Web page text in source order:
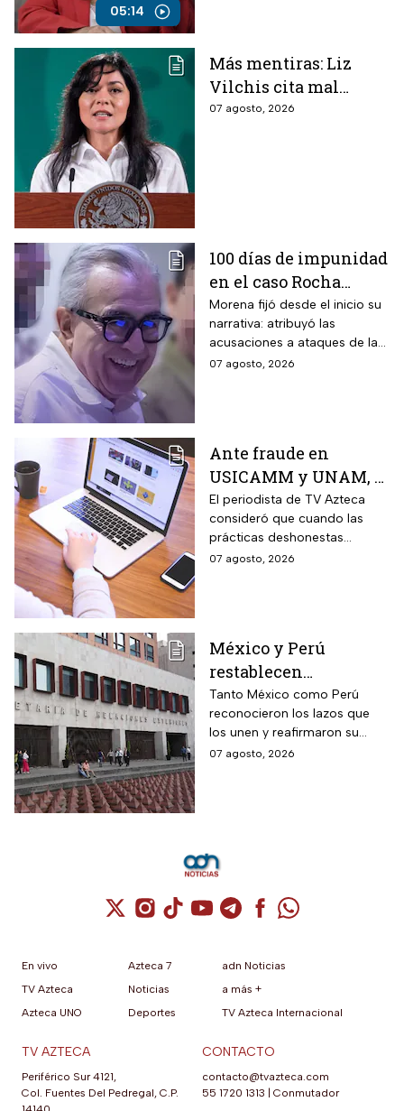
05:14
Más mentiras: Liz
Vilchis cita mal
estudio de Reuters
07 agosto, 2026
100 días de impunidad
en el caso Rocha
Moya; recuento de los
hechos
Morena fijó desde el inicio su
narrativa: atribuyó las
acusaciones a ataques de la
oposición y agencias
07 agosto, 2026
Ante fraude en
USICAMM y UNAM, el
reto es fortalecer una
cultura de la
honestidad: Otoniel
Martínez
El periodista de TV Azteca
consideró que cuando las
prácticas deshonestas
comienzas a repetirse en
07 agosto, 2026
México y Perú
restablecen
relaciones
diplomáticas después
de nueve meses
Tanto México como Perú
reconocieron los lazos que
los unen y reafirmaron su
respeto al derecho
07 agosto, 2026
Cuenta de X / Twitter (se abre en una
Cuenta de Instagram (se abre en una
Cuenta de TikTok (se abre en
Cuenta de YouTube (se abre
Cuenta de Telegram (se
Cuenta de
Cuenta de
En vivo
TV Azteca
Azteca UNO
Azteca 7
Noticias
Deportes
adn Noticias
a más +
TV Azteca Internacional
TV AZTECA
Periférico Sur 4121,
Col. Fuentes Del Pedregal, C.P.
CONTACTO
contacto@tvazteca.com
55 1720 1313
Conmutador